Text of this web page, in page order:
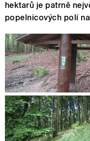
hektarů je patrně
popelnicových polí